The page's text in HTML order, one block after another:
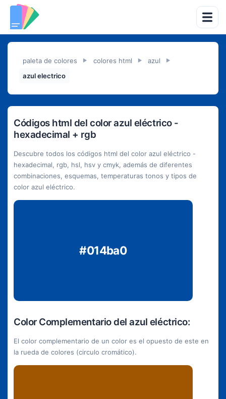
paleta de colores ► colores html ► azul ►
azul electrico
Códigos html del color azul eléctrico -
hexadecimal + rgb
Descubre todos los códigos html del color azul eléctrico -
hexadecimal, rgb, hsl, hsv y cmyk, además de diferentes
combinaciones, esquemas, temperaturas tonos y tipos de
color azul eléctrico.
#014ba0
Color Complementario del azul eléctrico:
El color complementario de un color es el opuesto de este en
la rueda de colores (circulo cromático).